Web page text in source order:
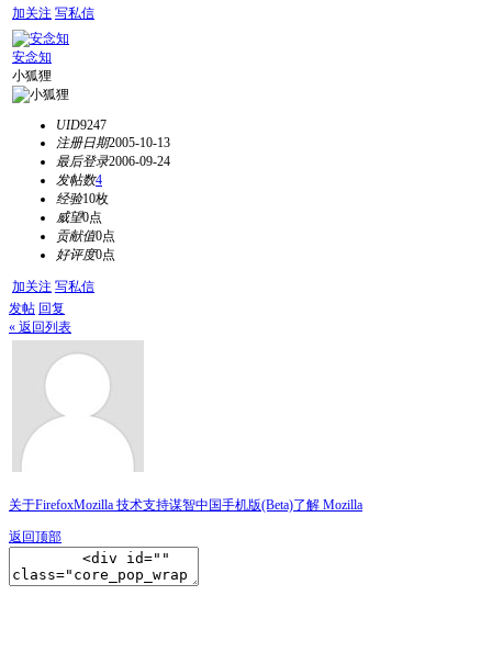
加关注 写私信
安念知
小狐狸
UID9247
注册日期2005-10-13
最后登录2006-09-24
发帖数4
经验10枚
威望0点
贡献值0点
好评度0点
加关注 写私信
发帖 回复
« 返回列表
关于FirefoxMozilla 技术支持谋智中国手机版(Beta)了解 Mozilla
返回顶部